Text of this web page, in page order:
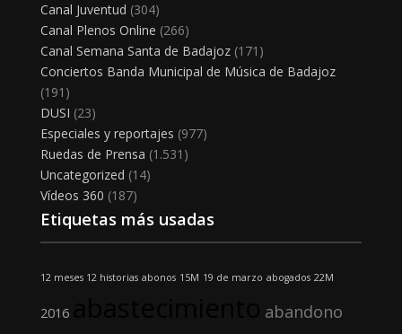
Canal Juventud (304)
Canal Plenos Online (266)
Canal Semana Santa de Badajoz(171)
Conciertos Banda Municipal de Música de Badajoz
(191)
DUSI (23)
Especiales y reportajes (977)
Ruedas de Prensa (1.531)
Uncategorized (14)
Vídeos 360 (187)
Etiquetas más usadas
12 meses 12 historias abonos 15M 19 de marzo abogados 22M
2016 abandono